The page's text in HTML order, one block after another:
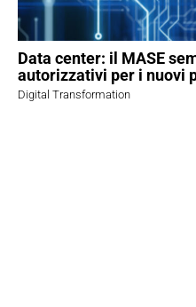
Data center: il MASE
autorizzativi per i nuovi
Digital Transformation